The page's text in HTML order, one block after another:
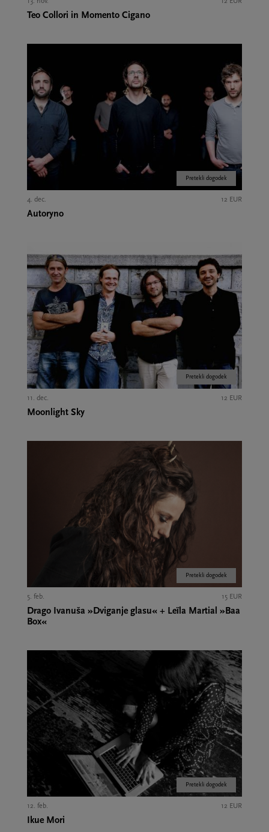
Teo Collori in Momento Cigano
Pretekli dogodek
4. dec. 12 EUR
Autoryno
Pretekli dogodek
11. dec. 12 EUR
Moonlight Sky
Pretekli dogodek
5. feb. 15 EUR
Drago Ivanuša »Dviganje glasu« + Leïla Martial »Baa
Box«
Pretekli dogodek
12. feb. 12 EUR
Ikue Mori